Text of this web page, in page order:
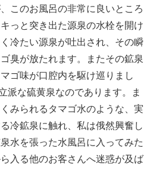
このお風呂の非常に良いところ
っと突き出た源泉の水栓を開け
冷たい源泉が吐出され、その瞬
臭が放たれます。またその鉱泉
ゴ味が口腔内を駆け巡りまし
派な硫黄泉なのであります。ま
みられるタマゴ水のような、実
冷鉱泉に触れ、私は俄然興奮し
水を張った水風呂に入ってみた
入る他のお客さんへ迷惑が及ば